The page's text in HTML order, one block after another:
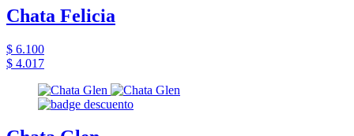
Chata Felicia
$ 6.100
$ 4.017